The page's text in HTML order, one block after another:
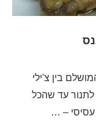
בין צ'ילי
לתנור עד שהכל
עסיסי – …